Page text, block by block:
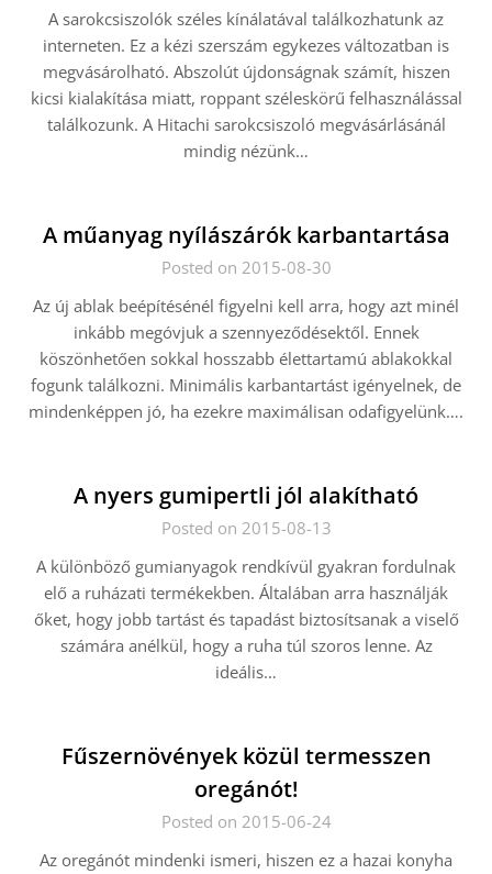
A sarokcsiszolók széles kínálatával találkozhatunk az
interneten. Ez a kézi szerszám egykezes változatban is
megvásárolható. Abszolút újdonságnak számít, hiszen
kicsi kialakítása miatt, roppant széleskörű felhasználással
találkozunk. A Hitachi sarokcsiszoló megvásárlásánál
mindig nézünk…
A műanyag nyílászárók karbantartása
Posted on 2015-08-30
Az új ablak beépítésénél figyelni kell arra, hogy azt minél
inkább megóvjuk a szennyeződésektől. Ennek
köszönhetően sokkal hosszabb élettartamú ablakokkal
fogunk találkozni. Minimális karbantartást igényelnek, de
mindenképpen jó, ha ezekre maximálisan odafigyelünk….
A nyers gumipertli jól alakítható
Posted on 2015-08-13
A különböző gumianyagok rendkívül gyakran fordulnak
elő a ruházati termékekben. Általában arra használják
őket, hogy jobb tartást és tapadást biztosítsanak a viselő
számára anélkül, hogy a ruha túl szoros lenne. Az
ideális…
Fűszernövények közül termesszen
oregánót!
Posted on 2015-06-24
Az oregánót mindenki ismeri, hiszen ez a hazai konyha